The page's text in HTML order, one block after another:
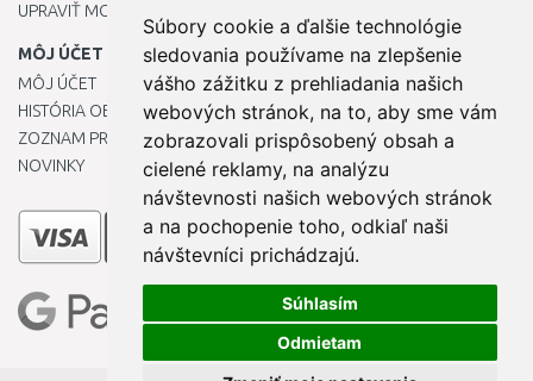
Súbory cookie a ďalšie technológie
sledovania používame na zlepšenie
vášho zážitku z prehliadania našich
webových stránok, na to, aby sme vám
zobrazovali prispôsobený obsah a
cielené reklamy, na analýzu
návštevnosti našich webových stránok
a na pochopenie toho, odkiaľ naši
návštevníci prichádzajú.
Súhlasím
Odmietam
UPRAVIŤ MOJE PREDVOĽBY COOKIES
MÔJ ÚČET
MÔJ ÚČET
HISTÓRIA OBJEDNÁVOK
ZOZNAM PRIANÍ
NOVINKY